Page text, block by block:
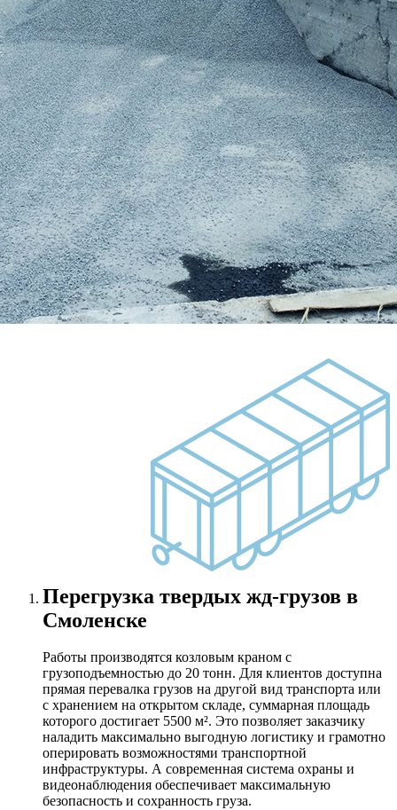
Перегрузка твердых жд-грузов в
Смоленске
Работы производятся козловым краном с
грузоподъемностью до 20 тонн. Для клиентов доступна
прямая перевалка грузов на другой вид транспорта или
с хранением на открытом складе, суммарная площадь
которого достигает 5500 м². Это позволяет заказчику
наладить максимально выгодную логистику и грамотно
оперировать возможностями транспортной
инфраструктуры. А современная система охраны и
видеонаблюдения обеспечивает максимальную
безопасность и сохранность груза.